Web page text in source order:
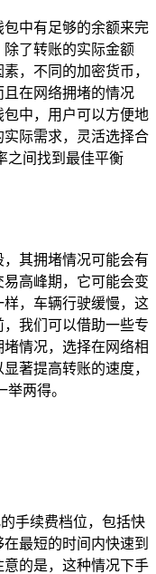
中有足够的余额来完
了转账的实际金额
，不同的加密货币，
在网络拥堵的情况
包中，用户可以方便地
际需求，灵活选择合
之间找到最佳平衡
其拥堵情况可能会有
高峰期，它可能会变
，车辆行驶缓慢，这
我们可以借助一些专
情况，选择在网络相
著提高转账的速度，
两得。
手续费档位，包括快
最短的时间内快速到
的是，这种情况下手